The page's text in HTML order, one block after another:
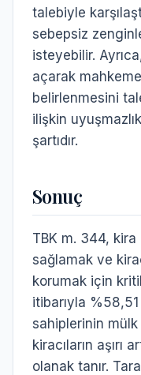
talebiyle
sebepsiz
isteyebilir.
açarak
belirlenmesini
ilişkin
şartıdır.
Sonuç
TBK m. 344,
sağlamak ve
korumak için
itibarıyla
sahiplerinin mülk
kiracıların aşırı
olanak tanır.